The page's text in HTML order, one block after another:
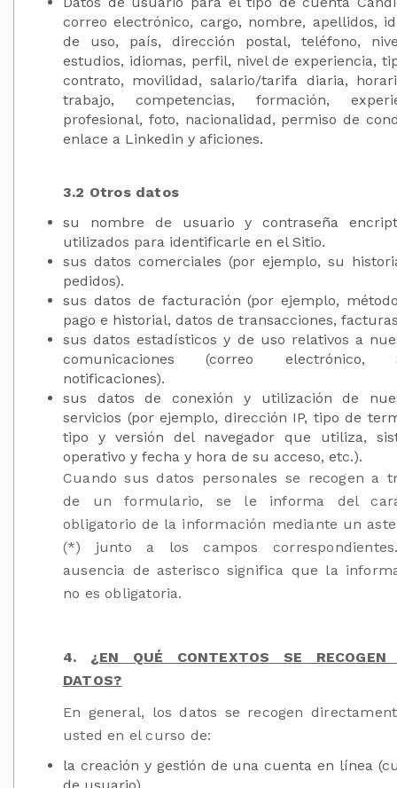
correo electrónico, cargo, nombre, apellidos,
de uso, país, dirección postal, teléfono,
estudios, idiomas, perfil, nivel de experiencia,
contrato, movilidad, salario/tarifa diaria,
trabajo, competencias, formación,
profesional, foto, nacionalidad, permiso de
enlace a Linkedin y aficiones.
3.2 Otros datos
su nombre de usuario y contraseña
utilizados para identificarle en el Sitio.
sus datos comerciales (por ejemplo, su
pedidos).
sus datos de facturación (por ejemplo,
pago e historial, datos de transacciones,
sus datos estadísticos y de uso relativos a
comunicaciones (correo electrónico,
notificaciones).
sus datos de conexión y utilización de
servicios (por ejemplo, dirección IP, tipo de
tipo y versión del navegador que utiliza,
operativo y fecha y hora de su acceso, etc.).
Cuando sus datos personales se recogen a
de un formulario, se le informa del
obligatorio de la información mediante un
(*) junto a los campos
ausencia de asterisco significa que la
no es obligatoria.
4. ¿EN QUÉ CONTEXTOS SE RECOGEN
DATOS?
En general, los datos se recogen
usted en el curso de:
la creación y gestión de una cuenta en línea